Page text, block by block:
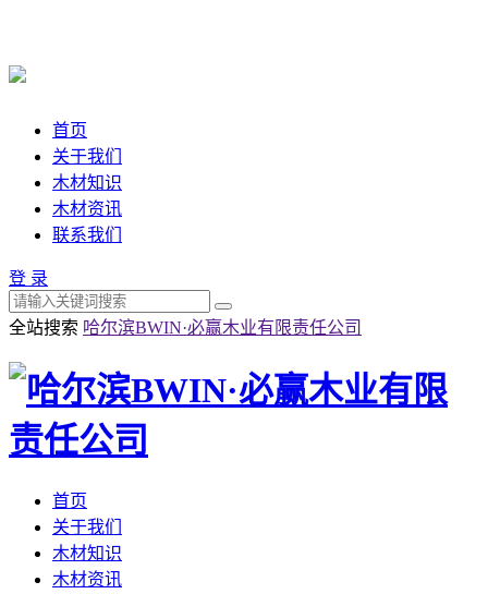
首页
关于我们
木材知识
木材资讯
联系我们
登 录
全站搜索 哈尔滨BWIN·必赢木业有限责任公司
首页
关于我们
木材知识
木材资讯